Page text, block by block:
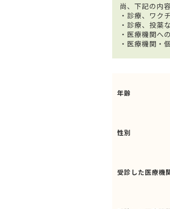
尚、下記の内
・診療、ワク
・診療、投薬
・医療機関へ
・医療機関・
年齢
性別
受診した医療機